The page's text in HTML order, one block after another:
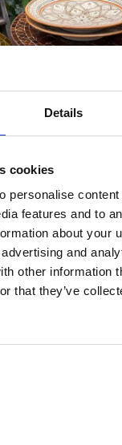
Details
cookies
personalise
features and to
about your
and
other information
that they’ve
från kända
utanför
ett
södra Italien.
om hjärtat!
du också
gården,
står i full blom.